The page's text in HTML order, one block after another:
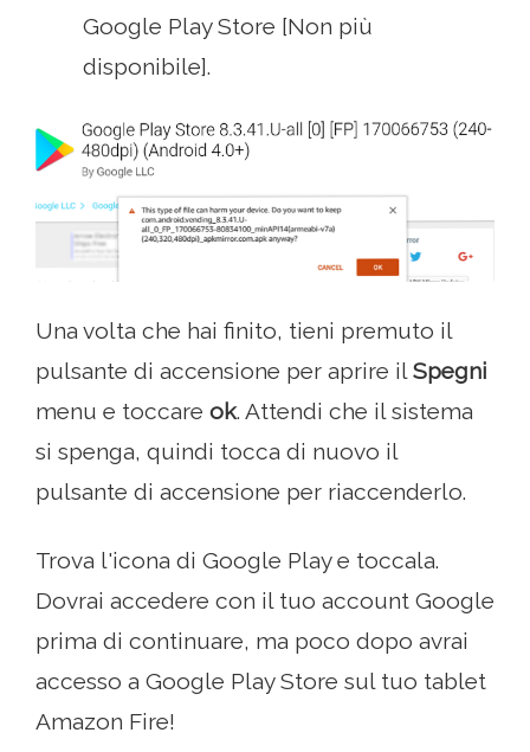
Google Play Store [Non più
disponibile].
Una volta che hai finito, tieni premuto il
pulsante di accensione per aprire il Spegni
menu e toccare ok. Attendi che il sistema
si spenga, quindi tocca di nuovo il
pulsante di accensione per riaccenderlo.
Trova l'icona di Google Play e toccala.
Dovrai accedere con il tuo account Google
prima di continuare, ma poco dopo avrai
accesso a Google Play Store sul tuo tablet
Amazon Fire!